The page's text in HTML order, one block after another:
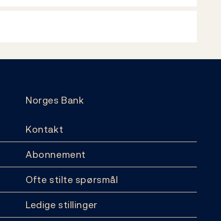
Norges Bank
Kontakt
Abonnement
Ofte stilte spørsmål
Ledige stillinger